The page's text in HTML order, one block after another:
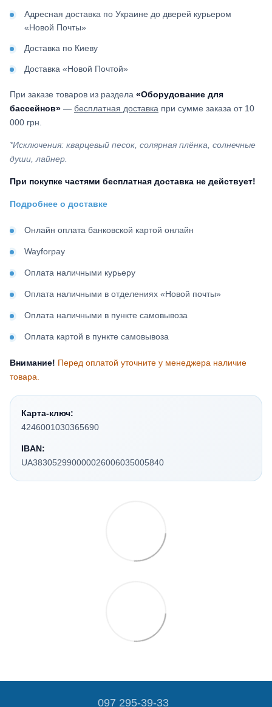
Адресная доставка по Украине до дверей курьером
«Новой Почты»
Доставка по Киеву
Доставка «Новой Почтой»
При заказе товаров из раздела «Оборудование для
бассейнов» — бесплатная доставка при сумме заказа от 10
000 грн.
*Исключения: кварцевый песок, солярная плёнка, солнечные
души, лайнер.
При покупке частями бесплатная доставка не действует!
Подробнее о доставке
Онлайн оплата банковской картой онлайн
Wayforpay
Оплата наличными курьеру
Оплата наличными в отделениях «Новой почты»
Оплата наличными в пункте самовывоза
Оплата картой в пункте самовывоза
Внимание! Перед оплатой уточните у менеджера наличие
товара.
Карта-ключ:
4246001030365690
IBAN:
UA383052990000026006035005840
097 295-39-33